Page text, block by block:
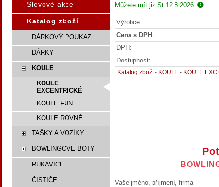
Můžete mít již St 12.8.2026
Výrobce:
Cena s DPH:
DPH:
Dostupnost:
Katalog zboží - KOULE - KOULE
Vaše jméno, příjmení, firma
Slevové akce
Katalog zboží
DÁRKOVÝ POUKAZ
DÁRKY
KOULE
KOULE
EXCENTRICKÉ
KOULE FUN
KOULE ROVNÉ
TAŠKY A VOZÍKY
BOWLINGOVÉ BOTY
RUKAVICE
ČISTIČE